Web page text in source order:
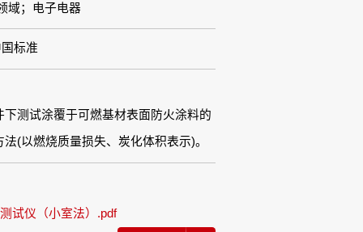
域；电子电器
标准
下测试涂覆于可燃基材表面防火涂料的
(以燃烧质量损失、炭化体积表示)。
试仪（小室法）.pdf